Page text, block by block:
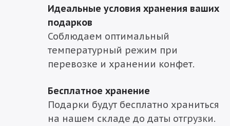
Идеальные условия хранения ваших
подарков
Соблюдаем оптимальный
температурный режим при
перевозке и хранении конфет.
Бесплатное хранение
Подарки будут бесплатно храниться
на нашем складе до даты отгрузки.